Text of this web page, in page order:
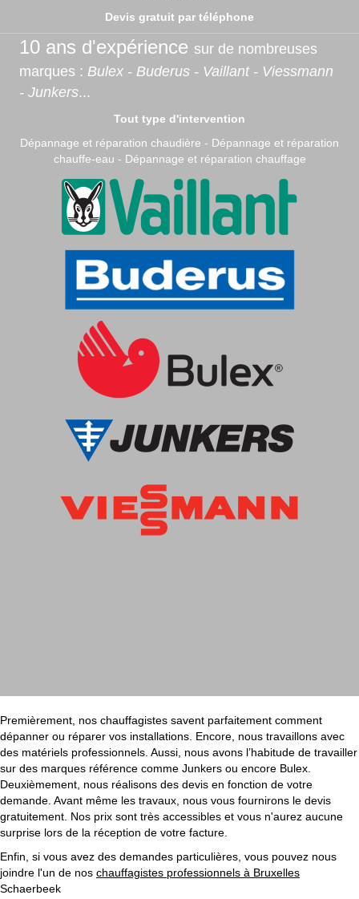
Devis gratuit par téléphone
10 ans d'expérience sur de nombreuses
marques : Bulex - Buderus - Vaillant - Viessmann
- Junkers...
Tout type d'intervention
Dépannage et réparation chaudière - Dépannage et réparation
chauffe-eau - Dépannage et réparation chauffage
Premièrement, nos chauffagistes savent parfaitement comment
dépanner ou réparer vos installations. Encore, nous travaillons avec
des matériels professionnels. Aussi, nous avons l’habitude de travailler
sur des marques référence comme Junkers ou encore Bulex.
Deuxièmement, nous réalisons des devis en fonction de votre
demande. Avant même les travaux, nous vous fournirons le devis
gratuitement. Nos prix sont très accessibles et vous n'aurez aucune
surprise lors de la réception de votre facture.
Enfin, si vous avez des demandes particulières, vous pouvez nous
joindre l'un de nos chauffagistes professionnels à Bruxelles
Schaerbeek